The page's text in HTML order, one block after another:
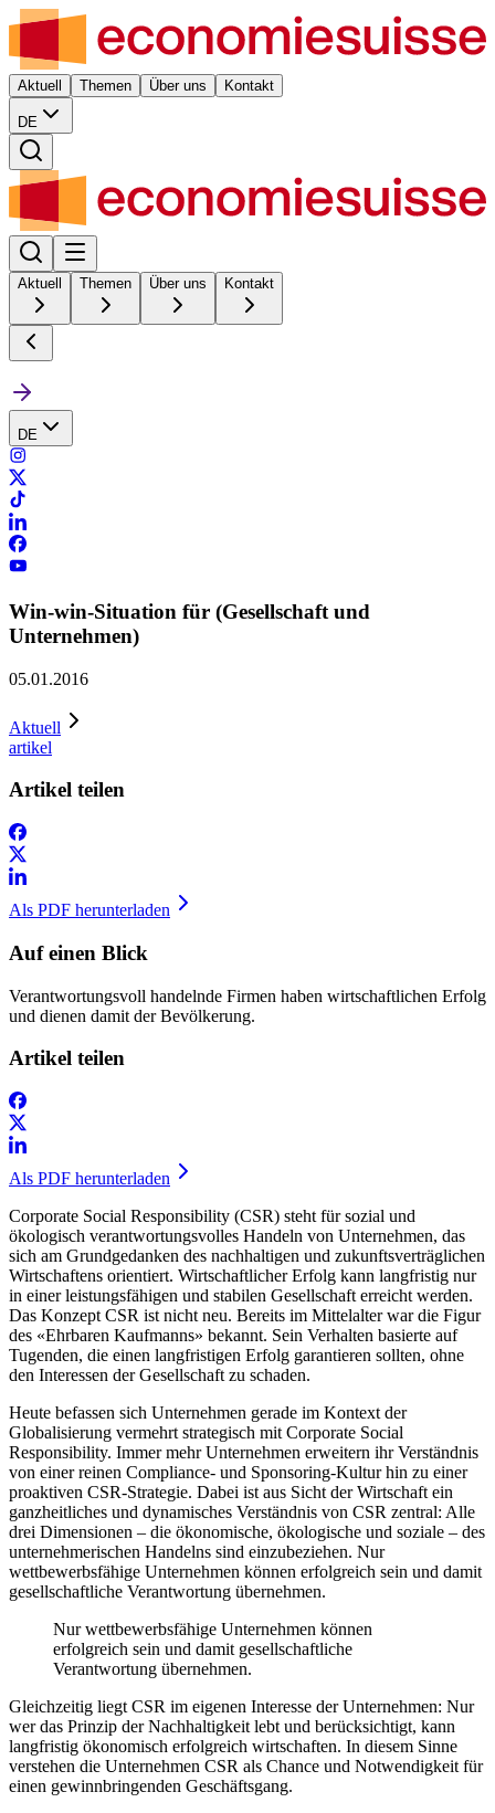
Aktuell Themen Über uns Kontakt
DE
Aktuell Themen Über uns Kontakt
DE
Win-win-Situation für (Gesellschaft und
Unternehmen)
05.01.2016
Aktuell
artikel
Artikel teilen
Als PDF herunterladen
Auf einen Blick
Verantwortungsvoll handelnde Firmen haben wirtschaftlichen Erfolg
und dienen damit der Bevölkerung.
Artikel teilen
Als PDF herunterladen
Corporate Social Responsibility (CSR) steht für sozial und
ökologisch verantwortungsvolles Handeln von Unternehmen, das
sich am Grundgedanken des nachhaltigen und zukunftsverträglichen
Wirtschaftens orientiert. Wirtschaftlicher Erfolg kann langfristig nur
in einer leistungsfähigen und stabilen Gesellschaft erreicht werden.
Das Konzept CSR ist nicht neu. Bereits im Mittelalter war die Figur
des «Ehrbaren Kaufmanns» bekannt. Sein Verhalten basierte auf
Tugenden, die einen langfristigen Erfolg garantieren sollten, ohne
den Interessen der Gesellschaft zu schaden.
Heute befassen sich Unternehmen gerade im Kontext der
Globalisierung vermehrt strategisch mit Corporate Social
Responsibility. Immer mehr Unternehmen erweitern ihr Verständnis
von einer reinen Compliance- und Sponsoring-Kultur hin zu einer
proaktiven CSR-Strategie. Dabei ist aus Sicht der Wirtschaft ein
ganzheitliches und dynamisches Verständnis von CSR zentral: Alle
drei Dimensionen – die ökonomische, ökologische und soziale – des
unternehmerischen Handelns sind einzubeziehen. Nur
wettbewerbsfähige Unternehmen können erfolgreich sein und damit
gesellschaftliche Verantwortung übernehmen.
Nur wettbewerbsfähige Unternehmen können
erfolgreich sein und damit gesellschaftliche
Verantwortung übernehmen.
Gleichzeitig liegt CSR im eigenen Interesse der Unternehmen: Nur
wer das Prinzip der Nachhaltigkeit lebt und berücksichtigt, kann
langfristig ökonomisch erfolgreich wirtschaften. In diesem Sinne
verstehen die Unternehmen CSR als Chance und Notwendigkeit für
einen gewinnbringenden Geschäftsgang.